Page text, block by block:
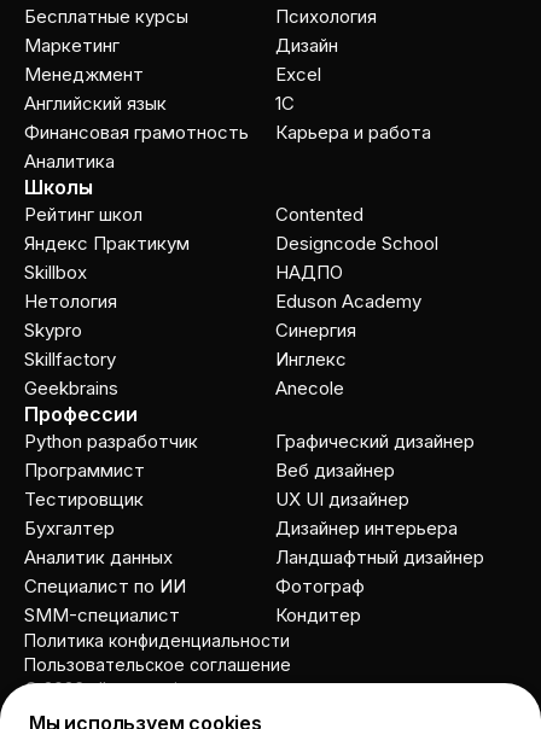
Бесплатные курсы
Маркетинг
Менеджмент
Английский язык
Финансовая грамотность
Аналитика
Психология
Дизайн
Excel
1C
Карьера и работа
Школы
Рейтинг школ
Яндекс Практикум
Skillbox
Нетология
Skypro
Skillfactory
Geekbrains
Contented
Designcode School
НАДПО
Eduson Academy
Cинергия
Инглекс
Anecole
Профессии
Python разработчик
Программист
Тестировщик
Бухгалтер
Аналитик данных
Специалист по ИИ
SMM-специалист
Графический дизайнер
Веб дизайнер
UX UI дизайнер
Дизайнер интерьера
Ландшафтный дизайнер
Фотограф
Кондитер
© 2026 allcourses.io
Пользовательское соглашение
Политика конфиденциальности
Мы используем cookies